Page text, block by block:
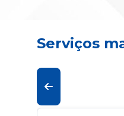
Serviços